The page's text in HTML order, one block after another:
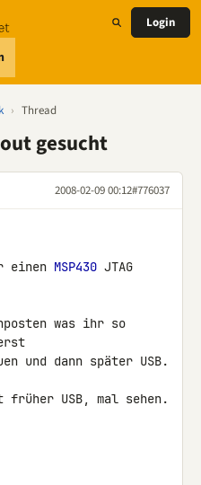
Login
› Thread
gesucht
2008-02-09 00:12#776037
einen MSP430 JTAG
was ihr so
und dann später USB.
USB, mal sehen.